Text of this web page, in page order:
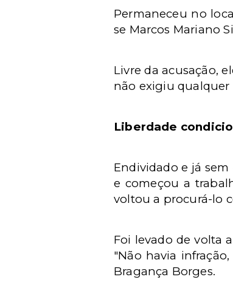
Permaneceu no
se Marcos Mariano
Livre da acusação,
não exigiu qualquer
Liberdade
Endividado e já
e começou a
voltou a procurá-lo
Foi levado de volta
"Não havia
Bragança Borges.